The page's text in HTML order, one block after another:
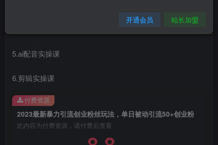
5.ai配音实操课
6.剪辑实操课
2023最新暴力引流创业粉丝玩法，单日被动引流50+创业粉
此内容为付费资源，请付费后查看
付费资源
开通会员 站长加盟